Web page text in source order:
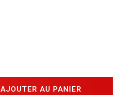
AJOUTER AU PANIER